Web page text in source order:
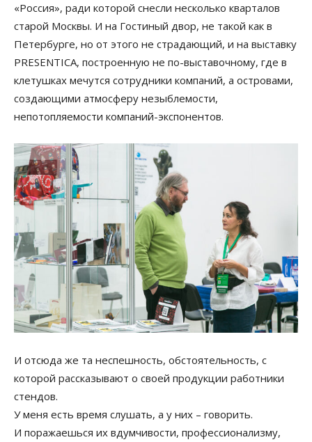
«Россия», ради которой снесли несколько кварталов
старой Москвы. И на Гостиный двор, не такой как в
Петербурге, но от этого не страдающий, и на выставку
PRESENTIСA, построенную не по-выставочному, где в
клетушках мечутся сотрудники компаний, а островами,
создающими атмосферу незыблемости,
непотопляемости компаний-экспонентов.
И отсюда же та неспешность, обстоятельность, с
которой рассказывают о своей продукции работники
стендов.
У меня есть время слушать, а у них – говорить.
И поражаешься их вдумчивости, профессионализму,